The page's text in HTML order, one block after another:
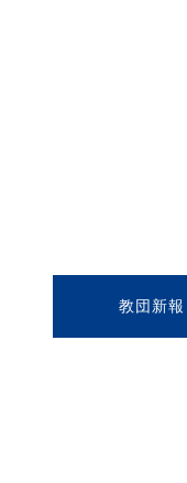
教団新報